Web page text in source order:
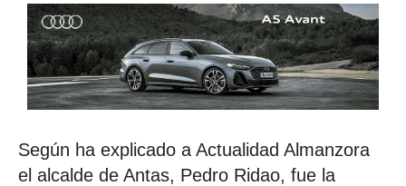
Según ha explicado a Actualidad Almanzora
el alcalde de Antas, Pedro Ridao, fue la